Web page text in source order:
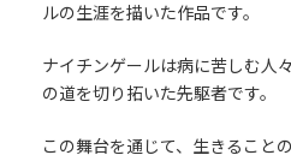
ルの生涯を描いた作品です。
ナイチンゲールは病に苦しむ人
の道を切り拓いた先駆者です。
この舞台を通じて、生きること